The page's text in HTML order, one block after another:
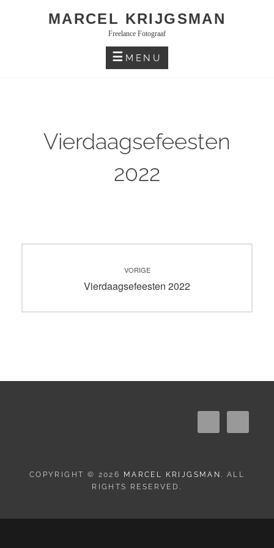
MARCEL KRIJGSMAN
Freelance Fotograaf
MENU
Vierdaagsefeesten
2022
navigatie
VORIGE
Vorig
Vierdaagsefeesten 2022
COPYRIGHT © 2026 MARCEL KRIJGSMAN. ALL
RIGHTS RESERVED.